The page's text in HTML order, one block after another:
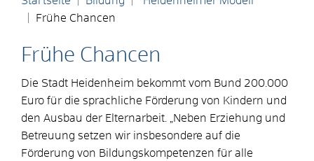
Frühe Chancen
Frühe Chancen
Die Stadt Heidenheim bekommt vom Bund 200.000
Euro für die sprachliche Förderung von Kindern und
den Ausbau der Elternarbeit. „Neben Erziehung und
Betreuung setzen wir insbesondere auf die
Förderung von Bildungskompetenzen für alle